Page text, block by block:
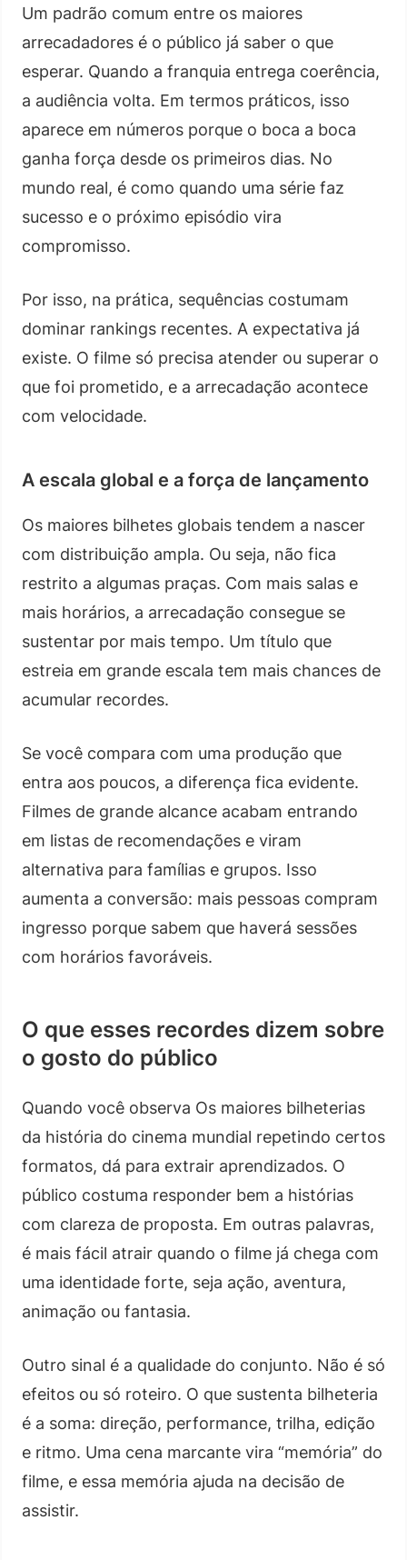
Um padrão comum entre os maiores
arrecadadores é o público já saber o que
esperar. Quando a franquia entrega coerência,
a audiência volta. Em termos práticos, isso
aparece em números porque o boca a boca
ganha força desde os primeiros dias. No
mundo real, é como quando uma série faz
sucesso e o próximo episódio vira
compromisso.
Por isso, na prática, sequências costumam
dominar rankings recentes. A expectativa já
existe. O filme só precisa atender ou superar o
que foi prometido, e a arrecadação acontece
com velocidade.
A escala global e a força de lançamento
Os maiores bilhetes globais tendem a nascer
com distribuição ampla. Ou seja, não fica
restrito a algumas praças. Com mais salas e
mais horários, a arrecadação consegue se
sustentar por mais tempo. Um título que
estreia em grande escala tem mais chances de
acumular recordes.
Se você compara com uma produção que
entra aos poucos, a diferença fica evidente.
Filmes de grande alcance acabam entrando
em listas de recomendações e viram
alternativa para famílias e grupos. Isso
aumenta a conversão: mais pessoas compram
ingresso porque sabem que haverá sessões
com horários favoráveis.
O que esses recordes dizem sobre
o gosto do público
Quando você observa Os maiores bilheterias
da história do cinema mundial repetindo certos
formatos, dá para extrair aprendizados. O
público costuma responder bem a histórias
com clareza de proposta. Em outras palavras,
é mais fácil atrair quando o filme já chega com
uma identidade forte, seja ação, aventura,
animação ou fantasia.
Outro sinal é a qualidade do conjunto. Não é só
efeitos ou só roteiro. O que sustenta bilheteria
é a soma: direção, performance, trilha, edição
e ritmo. Uma cena marcante vira “memória” do
filme, e essa memória ajuda na decisão de
assistir.